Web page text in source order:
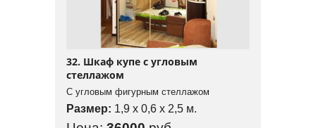
32. Шкаф купе с угловым
стеллажом
С угловым фигурным стеллажом
Размер: 1,9 x 0,6 x 2,5 м.